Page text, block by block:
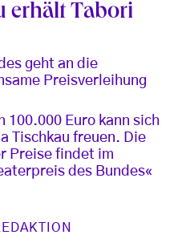
erhält Tabori
geht an die
Preisverleihung
100.000 Euro kann sich
Tischkau freuen. Die
Preise findet im
des Bundes«